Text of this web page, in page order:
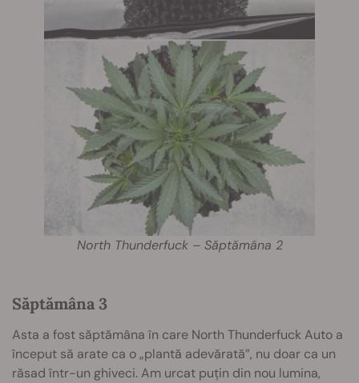
North Thunderfuck – Săptămâna 2
Săptămâna 3
Asta a fost săptămâna în care North Thunderfuck Auto a
început să arate ca o „plantă adevărată”, nu doar ca un
răsad într-un ghiveci. Am urcat puțin din nou lumina,